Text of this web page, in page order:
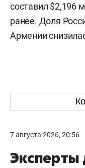
составил $2,196
ранее. Доля
Армении
7 августа 2026, 20:56
Эксперты